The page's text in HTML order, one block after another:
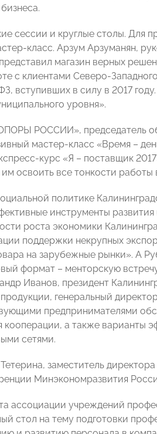
сессии и круглые столы. Для
класс. Арзум Арзуманян,
магазин верных
с клиентами Северо-
вступивших в силу в 2017
уровня».
РОССИИ», председатель
мастер-класс «Время –
курс «Я – поставщик
освоить все тонкости работы
политике
инструменты
роста экономики
поддержки некрупных
на зарубежные рынки». А
формат – менторскую
Иванов, президент
генеральный
предпринимателями
а также варианты
сетями.
заместитель
Минэкономразвития
ассоциации учреждений
стол на тему подготовки